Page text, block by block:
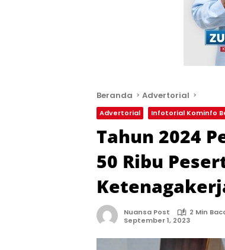
Beranda Advertorial
Advertorial Infotorial Kominfo
Tahun 2024
50 Ribu
Nuansa Post
2 Min
September 1, 2023